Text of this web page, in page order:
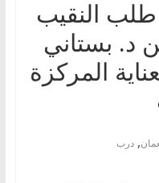
النقيب
د. بستاني
المركزة
, درب